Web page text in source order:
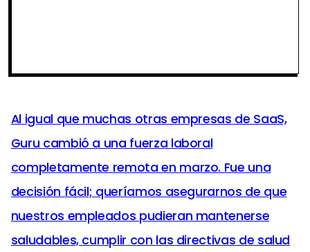
Al igual que muchas otras empresas de SaaS,
Guru cambió a una fuerza laboral
completamente remota en marzo. Fue una
decisión fácil; queríamos asegurarnos de que
nuestros empleados pudieran mantenerse
saludables, cumplir con las directivas de salud